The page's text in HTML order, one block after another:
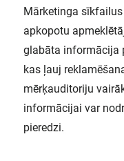
Mārketinga
apkopotu
glabāta informācija
kas ļauj
mērķauditoriju
informācijai var
pieredzi.